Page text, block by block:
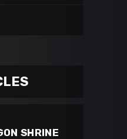
SHRINE